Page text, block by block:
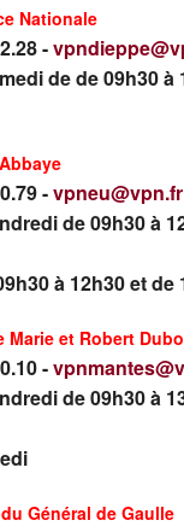
vacances ou votre
en
entre amis ou en
Découvrez tous
Nationale
-
de de 09h30 à
-vpneu@vpn.fr
de 09h30 à
à 12h30 et de
Marie et Robert
-
de 09h30 à
Général de Gaulle